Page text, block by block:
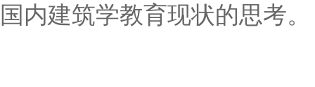
国内建筑学教育现状的思考。